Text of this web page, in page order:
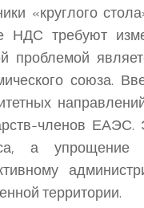
«круглого
НДС требуют
проблемой
союза.
членов
а упрощение
территории.